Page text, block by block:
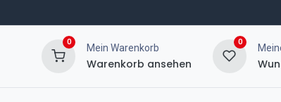
0
Mein Warenkorb
Warenkorb ansehen
0